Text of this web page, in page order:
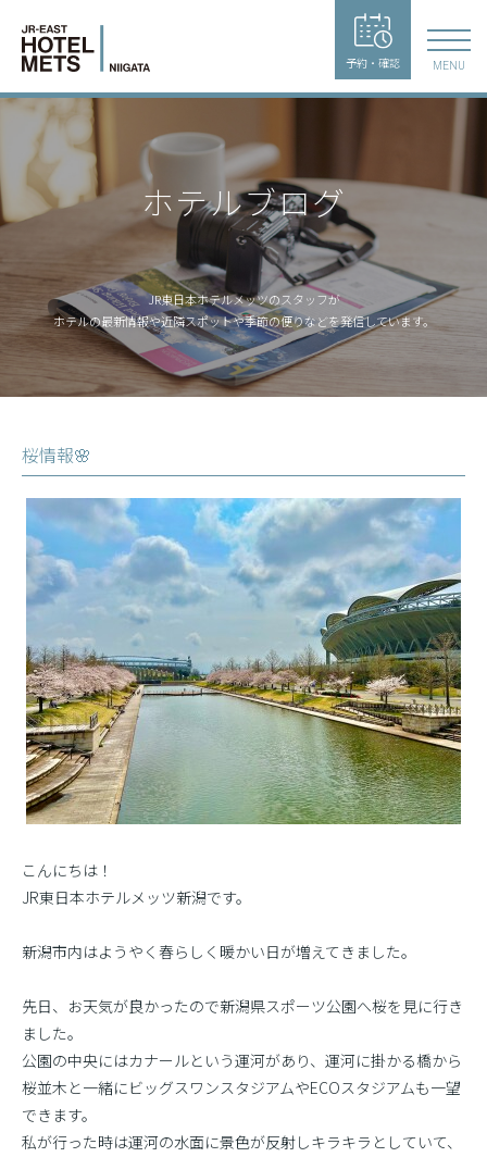
予約・確認 MENU
ホテルブログ
JR東日本ホテルメッツのスタッフが
ホテルの最新情報や近隣スポットや季節の便りなどを発信しています。
桜情報🌸
こんにちは！
JR東日本ホテルメッツ新潟です。
新潟市内はようやく春らしく暖かい日が増えてきました。
先日、お天気が良かったので新潟県スポーツ公園へ桜を見に行き
ました。
公園の中央にはカナールという運河があり、運河に掛かる橋から
桜並木と一緒にビッグスワンスタジアムやECOスタジアムも一望
できます。
私が行った時は運河の水面に景色が反射しキラキラとしていて、